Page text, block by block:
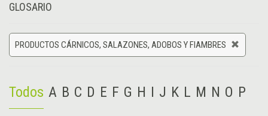
GLOSARIO
PRODUCTOS CÁRNICOS, SALAZONES, ADOBOS Y FIAMBRES
Todos A B C D E F G H I J K L M N O P